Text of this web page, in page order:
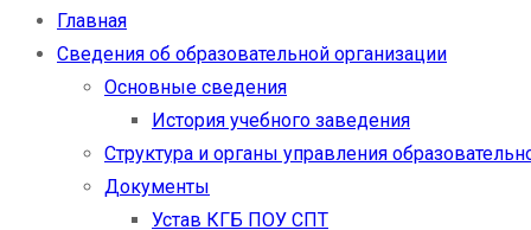
Главная
Сведения об образовательной организации
Основные сведения
История учебного заведения
Структура и органы управления
Документы
Устав КГБ ПОУ СПТ